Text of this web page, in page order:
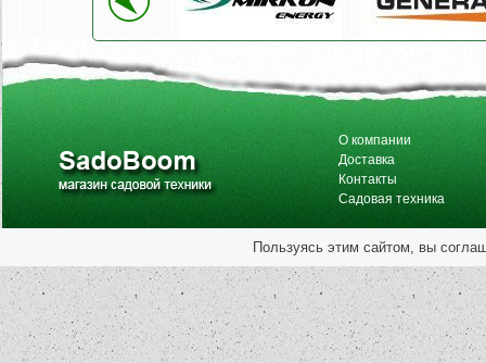
О компании
Доставка
Контакты
Садовая техника
Пользуясь этим сайтом, вы